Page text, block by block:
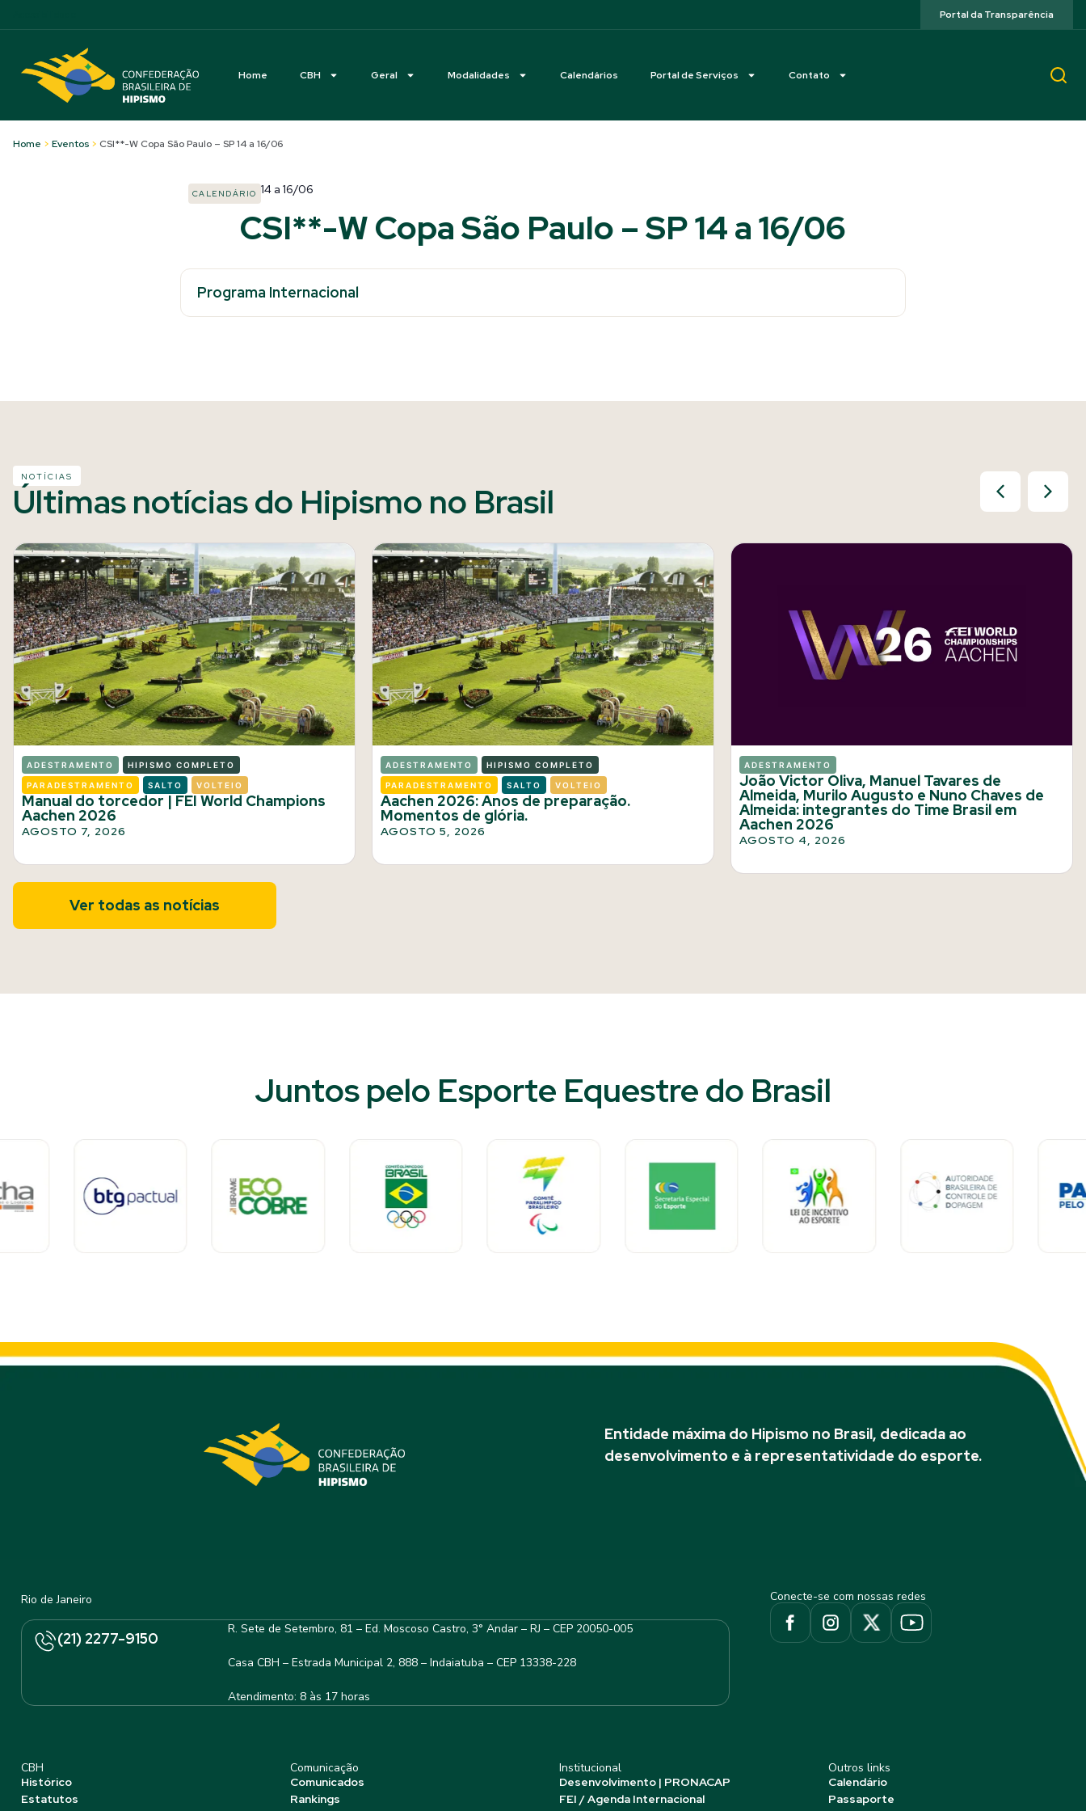
Portal da Transparência
Home CBH Geral Modalidades Calendários Portal de Serviços Contato
Home > Eventos > CSI**-W Copa São Paulo – SP 14 a 16/06
CALENDÁRIO 14 a 16/06
CSI**-W Copa São Paulo – SP 14 a 16/06
Programa Internacional
NOTÍCIAS
Últimas notícias do Hipismo no Brasil
ADESTRAMENTO HIPISMO COMPLETO
PARADESTRAMENTO SALTO VOLTEIO
Manual do torcedor | FEI World Champions
Aachen 2026
AGOSTO 7, 2026
ADESTRAMENTO HIPISMO COMPLETO
PARADESTRAMENTO SALTO VOLTEIO
Aachen 2026: Anos de preparação.
Momentos de glória.
AGOSTO 5, 2026
ADESTRAMENTO
João Victor Oliva, Manuel Tavares de
Almeida, Murilo Augusto e Nuno Chaves de
Almeida: integrantes do Time Brasil em
Aachen 2026
AGOSTO 4, 2026
Ver todas as notícias
Juntos pelo Esporte Equestre do Brasil​
Entidade máxima do Hipismo no Brasil, dedicada ao
desenvolvimento e à representatividade do esporte.
Rio de Janeiro
(21) 2277-9150
R. Sete de Setembro, 81 – Ed. Moscoso Castro, 3° Andar – RJ – CEP 20050-005
Casa CBH – Estrada Municipal 2, 888 – Indaiatuba – CEP 13338-228
Atendimento: 8 às 17 horas
Conecte-se com nossas redes
CBH
Histórico
Estatutos
Comunicação
Comunicados
Rankings
Institucional
Desenvolvimento | PRONACAP
FEI / Agenda Internacional
Outros links
Calendário
Passaporte